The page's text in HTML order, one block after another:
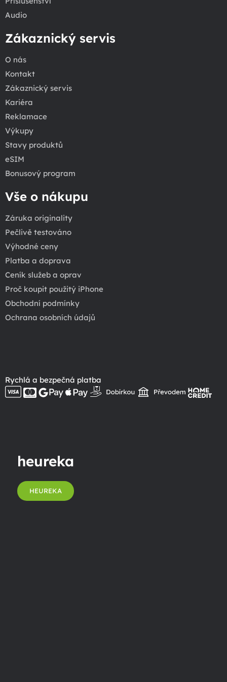
Audio
Zákaznický servis
O nás
Kontakt
Zákaznický servis
Kariéra
Reklamace
Výkupy
Stavy produktů
eSIM
Bonusový program
Vše o nákupu
Záruka originality
Pečlivě testováno
Výhodné ceny
Platba a doprava
Ceník služeb a oprav
Proč koupit použitý iPhone
Obchodní podmínky
Ochrana osobních údajů
Rychlá a bezpečná platba
heureka
HEUREKA